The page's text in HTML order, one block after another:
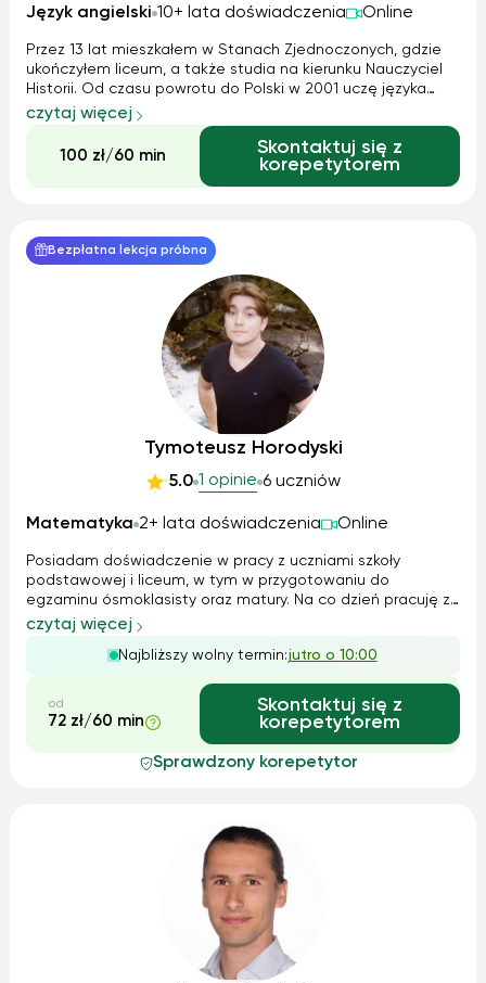
Język angielski 10+ lata doświadczenia Online
Przez 13 lat mieszkałem w Stanach Zjednoczonych, gdzie
ukończyłem liceum, a także studia na kierunku Nauczyciel
Historii. Od czasu powrotu do Polski w 2001 uczę języka
angielskiego. Moi uczniowie to zarówno dzieci na etapie
szkoły podstawowej, licealiści, studenci, jak i osoby
pracujące, a nawet eme...
czytaj więcej
100 zł/60 min
Skontaktuj się z
korepetytorem
Bezpłatna lekcja próbna
Tymoteusz Horodyski
5.0 1 opinie 6 uczniów
Matematyka 2+ lata doświadczenia Online
Posiadam doświadczenie w pracy z uczniami szkoły
podstawowej i liceum, w tym w przygotowaniu do
egzaminu ósmoklasisty oraz matury. Na co dzień pracuję z
osobami o różnym poziomie zaawansowania, zarówno z
tymi, które chcą nadrobić zaległości, jak i z uczniami
dążącymi do wysokich wyników. W trakci...
czytaj więcej
Najbliższy wolny termin:jutro o 10:00
od
72 zł/60 min
Skontaktuj się z
korepetytorem
Sprawdzony korepetytor